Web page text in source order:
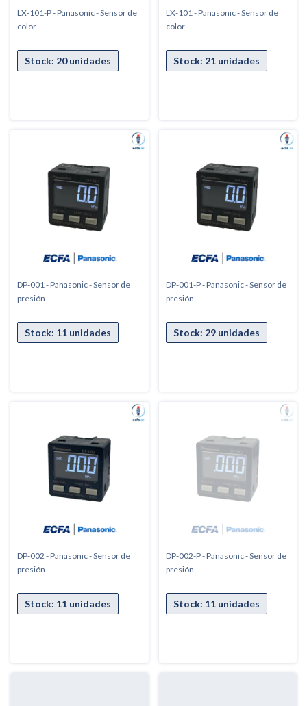
LX-101-P - Panasonic - Sensor de
color
LX-101 - Panasonic - Sensor de
color
DP-001 - Panasonic - Sensor de
presión
DP-001-P - Panasonic - Sensor de
presión
DP-002 - Panasonic - Sensor de
presión
DP-002-P - Panasonic - Sensor de
presión